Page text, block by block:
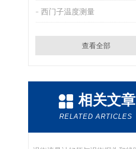
西门子温度测量
查看全部
相关文章
RELATED ARTICLES